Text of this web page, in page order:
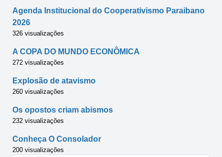
Agenda Institucional do Cooperativismo Paraibano
2026
326 visualizações
A COPA DO MUNDO ECONÔMICA
272 visualizações
Explosão de atavismo
260 visualizações
Os opostos criam abismos
232 visualizações
Conheça O Consolador
200 visualizações